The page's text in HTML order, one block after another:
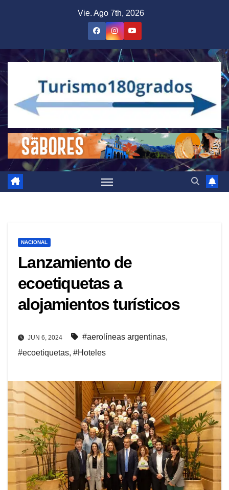
Vie. Ago 7th, 2026
NACIONAL
Lanzamiento de
ecoetiquetas a
alojamientos turísticos
JUN 6, 2024 #aerolíneas argentinas,
#ecoetiquetas, #Hoteles